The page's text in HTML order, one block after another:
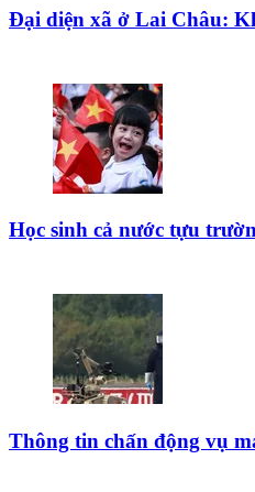
Đại diện xã ở Lai Châu:
Học sinh cả nước tựu
Thông tin chấn động vụ